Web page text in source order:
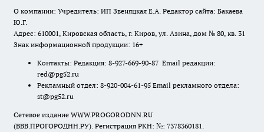
О компании: Учредитель: ИП Звеняцкая Е.А. Редактор сайта: Бакаева
Ю.Г.
Адрес: 610001, Кировская область, г. Киров, ул. Азина, дом № 80, кв. 31
Знак информационной продукции: 16+
Контакты: Редакция: 8-927-669-90-87 Email редакции:
red@pg52.ru
Рекламный отдел: 8-920-004-61-95 Email рекламного отдела:
st@pg52.ru
Сетевое издание WWW.PROGORODNN.RU
(ВВВ.ПРОГОРОДНН.РУ). Регистрация РКН: №: 7378360181.